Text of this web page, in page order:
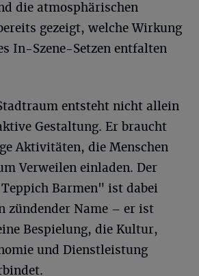
die atmosphärischen
gezeigt, welche Wirkung
In-Szene-Setzen entfalten
entsteht nicht allein
Gestaltung. Er braucht
Aktivitäten, die Menschen
Verweilen einladen. Der
Barmen" ist dabei
zündender Name – er ist
Bespielung, die Kultur,
und Dienstleistung